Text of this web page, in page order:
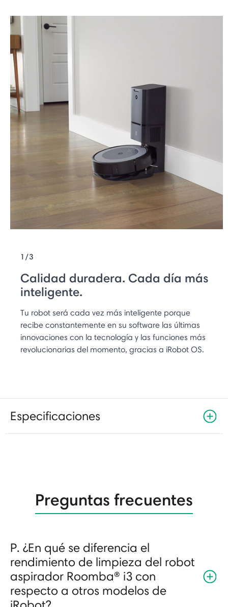
1/3
Calidad duradera. Cada día más
inteligente.
Tu robot será cada vez más inteligente porque
recibe constantemente en su software las últimas
innovaciones con la tecnología y las funciones más
revolucionarias del momento, gracias a iRobot OS.
Especificaciones
Preguntas frecuentes
P. ¿En qué se diferencia el
rendimiento de limpieza del robot
aspirador Roomba® i3 con
respecto a otros modelos de